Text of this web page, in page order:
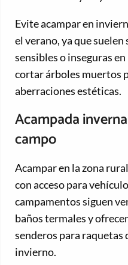
Evite acampar en
el verano, ya que
sensibles o inseguras
cortar árboles muertos
aberraciones estéticas.
Acampada
campo
Acampar en la zona
con acceso para
campamentos siguen
baños termales y
senderos para raquetas
invierno.